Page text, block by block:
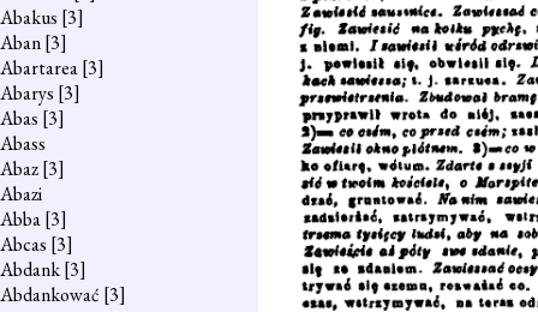
Abakus [3]
Aban[3]
Abartarea[3]
Abarys [3]
Abas [3]
Abass
Abaz[3]
Abazi
Abba[3]
Abcas [3]
Abdank[3]
Abdankować [3]